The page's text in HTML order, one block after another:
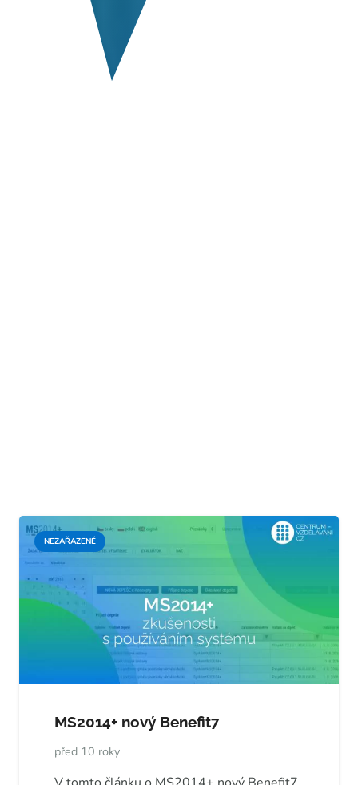
NEZAŘAZENÉ
MS2014+ nový Benefit7
před 10 roky